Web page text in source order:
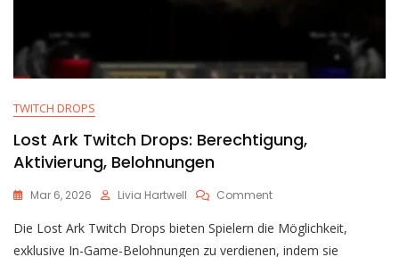
TWITCH DROPS
Lost Ark Twitch Drops: Berechtigung,
Aktivierung, Belohnungen
Mar 6, 2026 Livia Hartwell CommentOn
Ark
Twitch
Die Lost Ark Twitch Drops bieten Spielern die Möglichkeit,
exklusive In-Game-Belohnungen zu verdienen, indem sie